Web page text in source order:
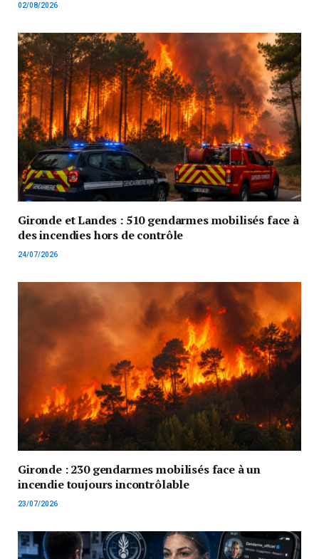
02/08/2026
Gironde et Landes : 510 gendarmes mobilisés face à
des incendies hors de contrôle
24/07/2026
Gironde : 230 gendarmes mobilisés face à un
incendie toujours incontrôlable
23/07/2026